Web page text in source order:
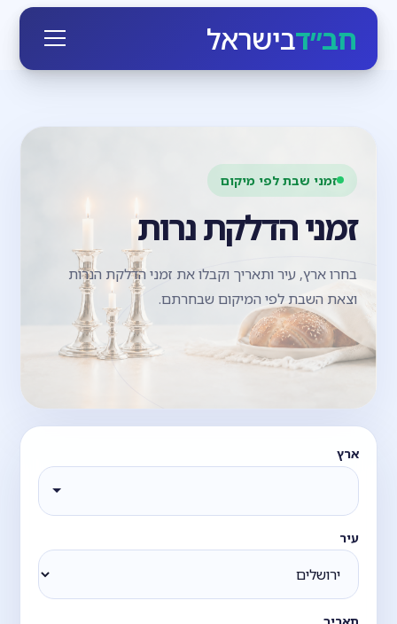
חב״דבישראל
זמני שבת לפי מיקום
זמני הדלקת נרות
בחרו ארץ, עיר ותאריך וקבלו את זמני הדלקת הנרות
וצאת השבת לפי המיקום שבחרתם.
ארץ
עיר